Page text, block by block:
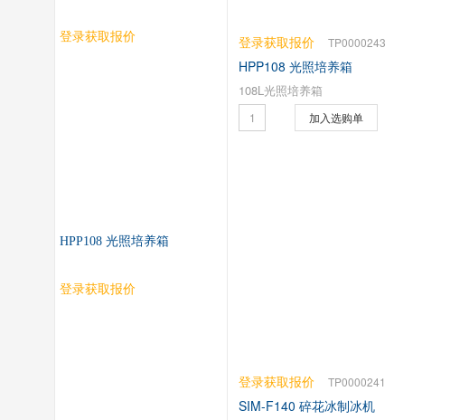
登录获取报价
HPP108 光照培养箱
登录获取报价
登录获取报价 TP0000243
HPP108 光照培养箱
108L光照培养箱
加入选购单
登录获取报价 TP0000241
SIM-F140 碎花冰制冰机